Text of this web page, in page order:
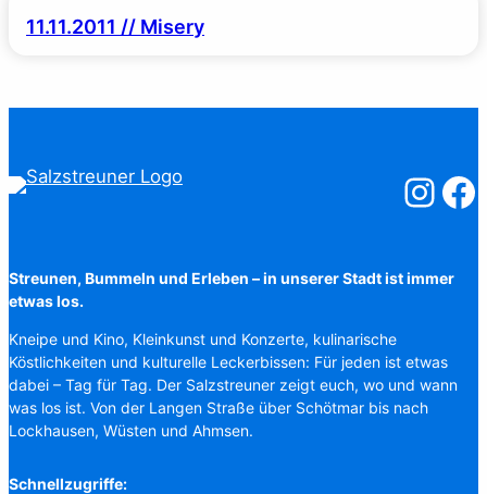
11.11.2011 // Misery
Streunen, Bummeln und Erleben – in unserer Stadt ist immer
etwas los.
Kneipe und Kino, Kleinkunst und Konzerte, kulinarische
Köstlichkeiten und kulturelle Leckerbissen: Für jeden ist etwas
dabei – Tag für Tag. Der Salzstreuner zeigt euch, wo und wann
was los ist. Von der Langen Straße über Schötmar bis nach
Lockhausen, Wüsten und Ahmsen.
Schnellzugriffe: